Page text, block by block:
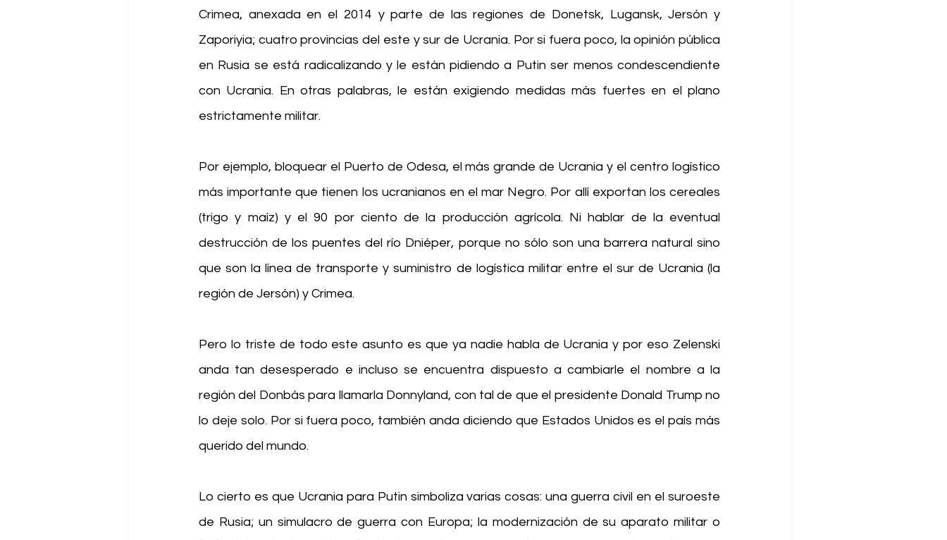
Crimea, anexada en el 2014 y parte de las regiones de Donetsk, Lugansk, Jersón y
Zaporiyia; cuatro provincias del este y sur de Ucrania. Por si fuera poco, la opinión pública
en Rusia se está radicalizando y le están pidiendo a Putin ser menos condescendiente
con Ucrania. En otras palabras, le están exigiendo medidas más fuertes en el plano
estrictamente militar.
Por ejemplo, bloquear el Puerto de Odesa, el más grande de Ucrania y el centro logístico
más importante que tienen los ucranianos en el mar Negro. Por allí exportan los cereales
(trigo y maíz) y el 90 por ciento de la producción agrícola. Ni hablar de la eventual
destrucción de los puentes del río Dniéper, porque no sólo son una barrera natural sino
que son la línea de transporte y suministro de logística militar entre el sur de Ucrania (la
región de Jersón) y Crimea.
Pero lo triste de todo este asunto es que ya nadie habla de Ucrania y por eso Zelenski
anda tan desesperado e incluso se encuentra dispuesto a cambiarle el nombre a la
región del Donbás para llamarla Donnyland, con tal de que el presidente Donald Trump no
lo deje solo. Por si fuera poco, también anda diciendo que Estados Unidos es el país más
querido del mundo.
Lo cierto es que Ucrania para Putin simboliza varias cosas: una guerra civil en el suroeste
de Rusia; un simulacro de guerra con Europa; la modernización de su aparato militar o